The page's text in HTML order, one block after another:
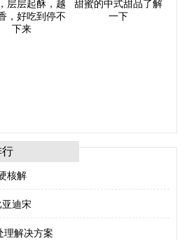
行
核解
迪宋
理解决方案